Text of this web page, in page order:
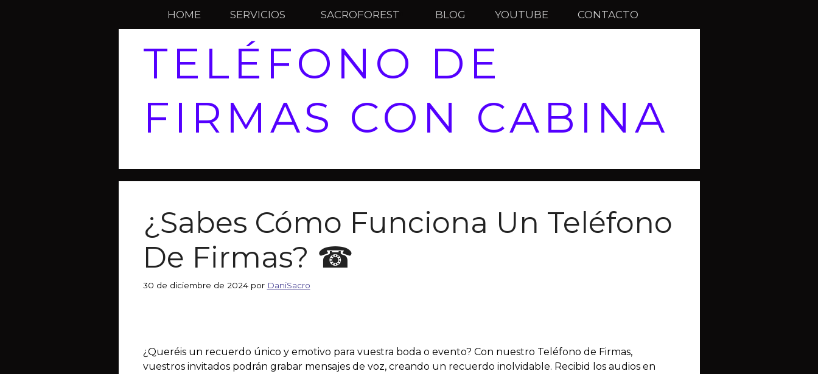
HOME SERVICIOS SACROFOREST BLOG YOUTUBE CONTACTO
TELÉFONO DE
FIRMAS CON CABINA
¿Sabes Cómo Funciona Un Teléfono
De Firmas? ☎
30 de diciembre de 2024 por DaniSacro
¿Queréis un recuerdo único y emotivo para vuestra boda o evento? Con nuestro Teléfono de Firmas,
vuestros invitados podrán grabar mensajes de voz, creando un recuerdo inolvidable. Recibid los audios en